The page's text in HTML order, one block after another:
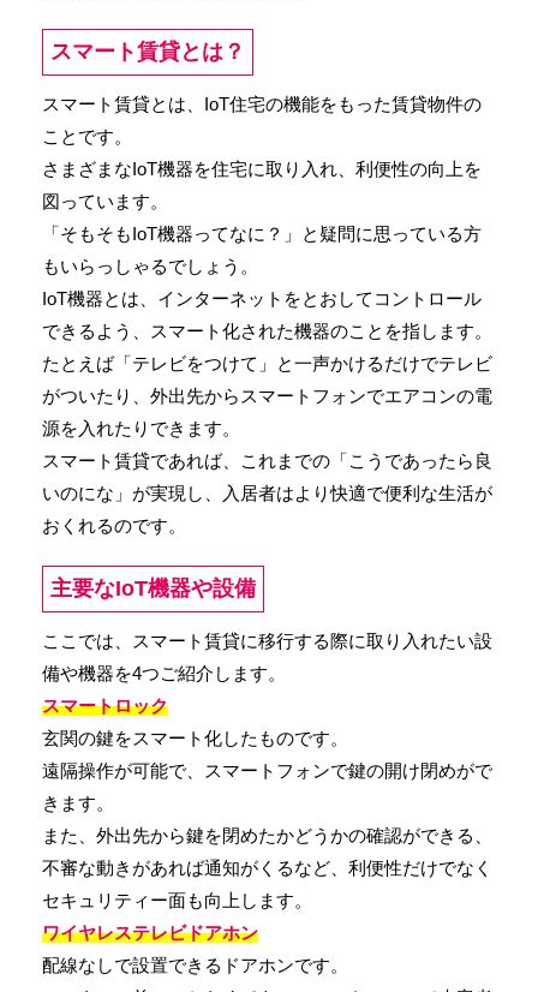
スマート賃貸とは？
スマート賃貸とは、IoT住宅の機能をもった賃貸物件の
ことです。
さまざまなIoT機器を住宅に取り入れ、利便性の向上を
図っています。
「そもそもIoT機器ってなに？」と疑問に思っている方
もいらっしゃるでしょう。
IoT機器とは、インターネットをとおしてコントロール
できるよう、スマート化された機器のことを指します。
たとえば「テレビをつけて」と一声かけるだけでテレビ
がついたり、外出先からスマートフォンでエアコンの電
源を入れたりできます。
スマート賃貸であれば、これまでの「こうであったら良
いのにな」が実現し、入居者はより快適で便利な生活が
おくれるのです。
主要なIoT機器や設備
ここでは、スマート賃貸に移行する際に取り入れたい設
備や機器を4つご紹介します。
スマートロック
玄関の鍵をスマート化したものです。
遠隔操作が可能で、スマートフォンで鍵の開け閉めがで
きます。
また、外出先から鍵を閉めたかどうかの確認ができる、
不審な動きがあれば通知がくるなど、利便性だけでなく
セキュリティー面も向上します。
ワイヤレステレビドアホン
配線なしで設置できるドアホンです。